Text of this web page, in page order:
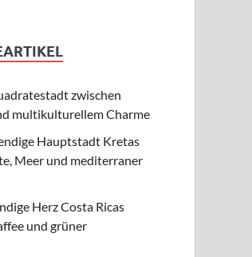
zwischen
multikulturellem Charme
Hauptstadt Kretas
Meer und mediterraner
Herz Costa Ricas
und grüner